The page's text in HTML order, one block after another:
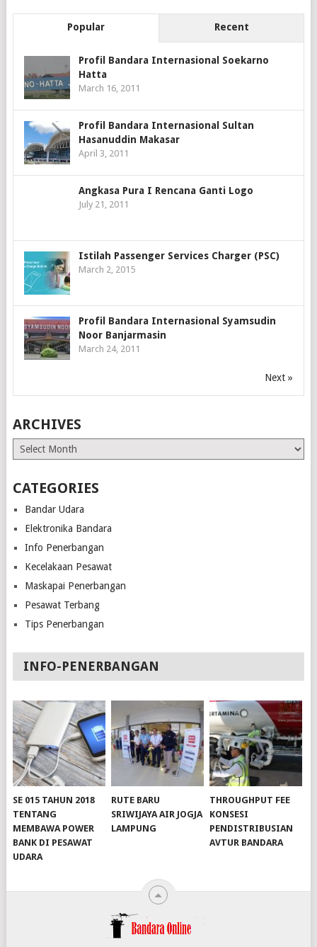
Popular Recent
Profil Bandara Internasional Soekarno
Hatta
March 16, 2011
Profil Bandara Internasional Sultan
Hasanuddin Makasar
April 3, 2011
Angkasa Pura I Rencana Ganti Logo
July 21, 2011
Istilah Passenger Services Charger (PSC)
March 2, 2015
Profil Bandara Internasional Syamsudin
Noor Banjarmasin
March 24, 2011
Next »
ARCHIVES
Archives
CATEGORIES
Bandar Udara
Elektronika Bandara
Info Penerbangan
Kecelakaan Pesawat
Maskapai Penerbangan
Pesawat Terbang
Tips Penerbangan
INFO-PENERBANGAN
SE 015 TAHUN 2018
TENTANG
MEMBAWA POWER
BANK DI PESAWAT
UDARA
RUTE BARU
SRIWIJAYA AIR JOGJA
LAMPUNG
THROUGHPUT FEE
KONSESI
PENDISTRIBUSIAN
AVTUR BANDARA